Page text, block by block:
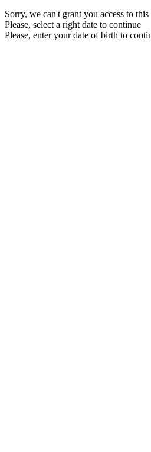
Sorry, we can't grant you access to
Please, select a right date to continue
Please, enter your date of birth to